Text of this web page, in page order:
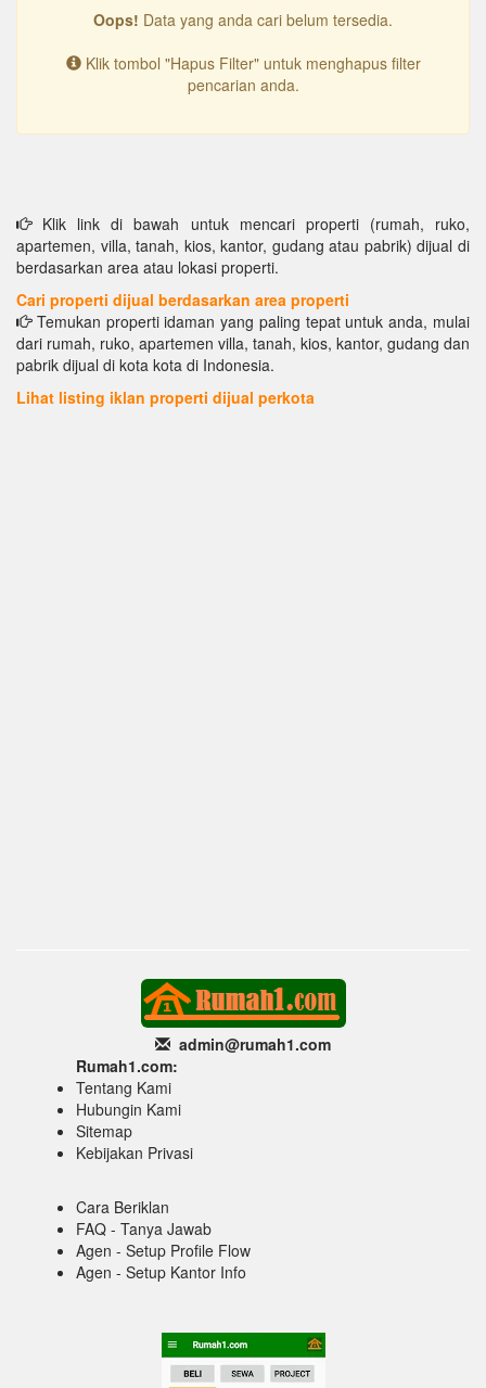
Oops! Data yang anda cari belum tersedia.
Klik tombol "Hapus Filter" untuk menghapus filter
pencarian anda.
Klik link di bawah untuk mencari properti (rumah, ruko,
apartemen, villa, tanah, kios, kantor, gudang atau pabrik) dijual di
berdasarkan area atau lokasi properti.
Cari properti dijual berdasarkan area properti
Temukan properti idaman yang paling tepat untuk anda, mulai
dari rumah, ruko, apartemen villa, tanah, kios, kantor, gudang dan
pabrik dijual di kota kota di Indonesia.
Lihat listing iklan properti dijual perkota
admin@rumah1.com
Rumah1.com:
Tentang Kami
Hubungin Kami
Sitemap
Kebijakan Privasi
Cara Beriklan
FAQ - Tanya Jawab
Agen - Setup Profile Flow
Agen - Setup Kantor Info